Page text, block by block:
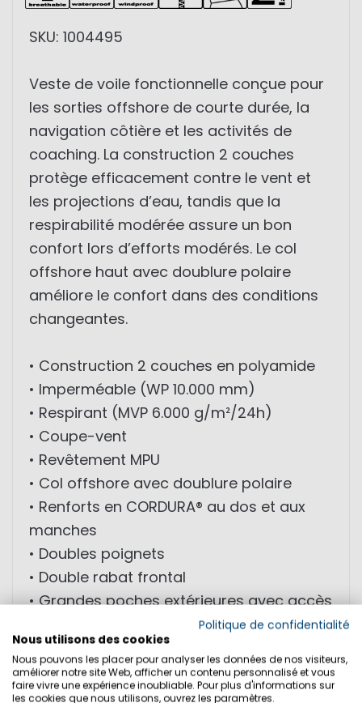
SKU: 1004495
Veste de voile fonctionnelle conçue pour
les sorties offshore de courte durée, la
navigation côtière et les activités de
coaching. La construction 2 couches
protège efficacement contre le vent et
les projections d’eau, tandis que la
respirabilité modérée assure un bon
confort lors d’efforts modérés. Le col
offshore haut avec doublure polaire
améliore le confort dans des conditions
changeantes.
• Construction 2 couches en polyamide
• Imperméable (WP 10.000 mm)
• Respirant (MVP 6.000 g/m²/24h)
• Coupe-vent
• Revêtement MPU
• Col offshore avec doublure polaire
• Renforts en CORDURA® au dos et aux
manches
• Doubles poignets
• Double rabat frontal
• Grandes poches extérieures avec accès
• Poche intérieure
• Doublure mesh/taffetas
• Option Inzip pour intégrer des couches
Politique de confidentialité
Nous utilisons des cookies
Nous pouvons les placer pour analyser les données de nos visiteurs,
améliorer notre site Web, afficher un contenu personnalisé et vous
faire vivre une expérience inoubliable. Pour plus d'informations sur
les cookies que nous utilisons, ouvrez les paramètres.